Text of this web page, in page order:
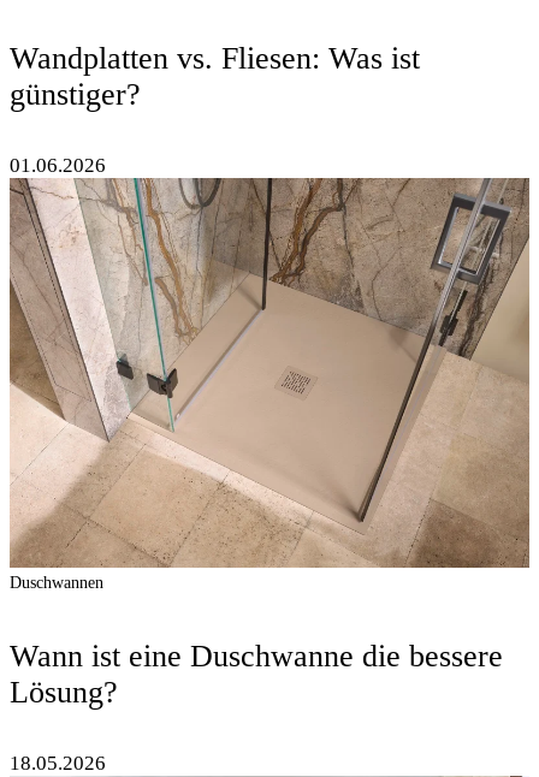
Wandplatten vs. Fliesen: Was ist
günstiger?
01.06.2026
Duschwannen
Wann ist eine Duschwanne die bessere
Lösung?
18.05.2026